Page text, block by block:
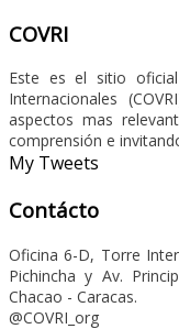
COVRI
Este es el sitio
Internacionales
aspectos mas
comprensión e
My Tweets
Contácto
Oficina 6-D, Torre
Pichincha y Av.
Chacao - Caracas.
@COVRI_org